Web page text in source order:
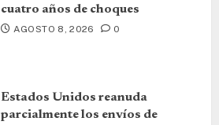
cuatro años de choques
AGOSTO 8, 2026 0
Estados Unidos reanuda
parcialmente los envíos de